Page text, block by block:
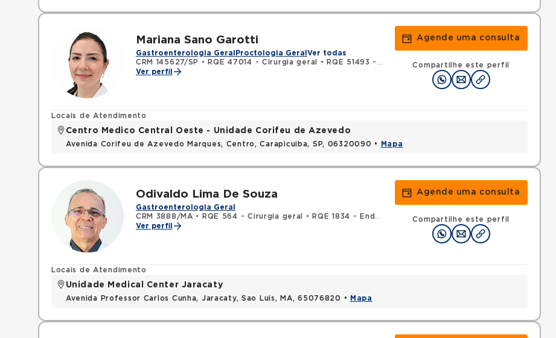
Mariana Sano Garotti
Gastroenterologia Geral Proctologia Geral Ver todas
CRM 145627/SP
• RQE 47014 - Cirurgia geral •
RQE 51493 - Coloproctologia
Ver perfil
Agende uma consulta
Compartilhe este perfil
Locais de Atendimento
Centro Medico Central Oeste - Unidade Corifeu de Azevedo
Avenida Corifeu de Azevedo Marques, Centro, Carapicuiba, SP, 06320090 • Mapa
Odivaldo Lima De Souza
Gastroenterologia Geral
CRM 3888/MA • RQE 564 - Cirurgia geral • RQE 1834 - Endoscopia •RQE 2179 - Gastroenterologia
Ver perfil
Agende uma consulta
Compartilhe este perfil
Locais de Atendimento
Unidade Medical Center Jaracaty
Avenida Professor Carlos Cunha, Jaracaty, Sao Luis, MA, 65076820 • Mapa